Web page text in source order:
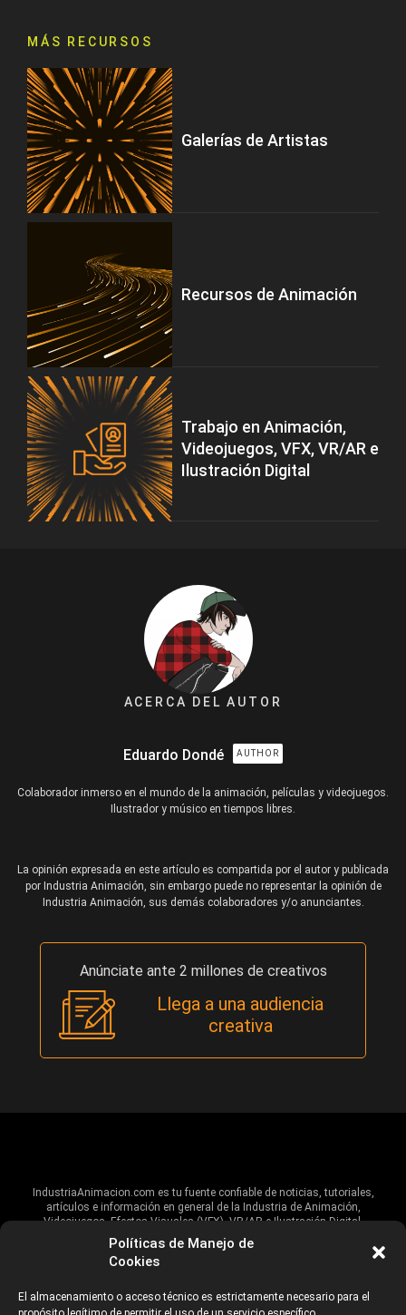
Políticas de Manejo de
Cookies
El almacenamiento o acceso técnico es estrictamente necesario para el
MÁS RECURSOS
Galerías de Artistas
Recursos de Animación
Trabajo en Animación,
Videojuegos, VFX, VR/AR e
Ilustración Digital
ACERCA DEL AUTOR
Eduardo Dondé AUTHOR
Colaborador inmerso en el mundo de la animación, películas y videojuegos.
Ilustrador y músico en tiempos libres.
La opinión expresada en este artículo es compartida por el autor y publicada
por Industria Animación, sin embargo puede no representar la opinión de
Industria Animación, sus demás colaboradores y/o anunciantes.
Anúnciate ante 2 millones de creativos
Llega a una audiencia
creativa
IndustriaAnimacion.com es tu fuente confiable de noticias, tutoriales,
artículos e información en general de la Industria de Animación,
Videojuegos, Efectos Visuales (VFX), VR/AR e Ilustración Digital.
Hablamos de estas industrias y su alcance global, pero damos un énfasis
especial al talento, estudios, escuelas, eventos y organizaciones que